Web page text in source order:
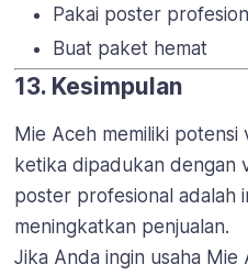
Pakai poster
Buat paket hemat
13. Kesimpulan
Mie Aceh memiliki potensi
ketika dipadukan dengan
poster profesional adalah
meningkatkan penjualan.
Jika Anda ingin usaha